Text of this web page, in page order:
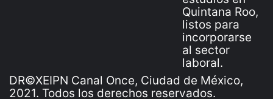
DR©XEIPN Canal Once, Ciudad de México,
2021. Todos los derechos reservados.